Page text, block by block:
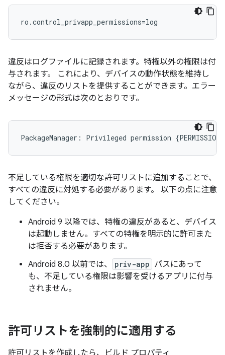
ro.control_privapp_permissions=log
違反はログファイルに記録されます。特権以外の権限は付
与されます。 これにより、デバイスの動作状態を維持し
ながら、違反のリストを提供することができます。エラー
メッセージの形式は次のとおりです。
不足している権限を適切な許可リストに追加することで、
すべての違反に対処する必要があります。 以下の点に注意
してください。
Android 9 以降では、特権の違反があると、デバイス
は起動しません。すべての特権を明示的に許可また
は拒否する必要があります。
Android 8.0 以前では、
priv-app パスにあって
も、不足している権限は影響を受けるアプリに付与
されません。
許可リストを強制的に適用する
許可リストを作成したら、ビルド プロパティ